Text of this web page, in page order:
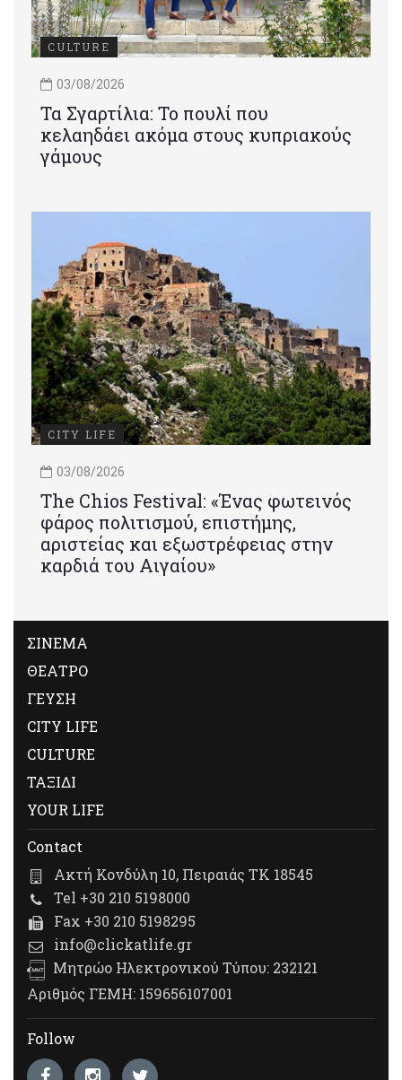
CULTURE
03/08/2026
Τα Σγαρτίλια: Το πουλί που
κελαηδάει ακόμα στους κυπριακούς
γάμους
CITY LIFE
03/08/2026
Τhe Chios Festival: «Ένας φωτεινός
φάρος πολιτισμού, επιστήμης,
αριστείας και εξωστρέφειας στην
καρδιά του Αιγαίου»
ΣΙΝΕΜΑ
ΘΕΑΤΡΟ
ΓΕΥΣΗ
CITY LIFE
CULTURE
ΤΑΞΙΔΙ
YOUR LIFE
Contact
Ακτή Κονδύλη 10, Πειραιάς ΤΚ 18545
Tel +30 210 5198000
Fax +30 210 5198295
info@clickatlife.gr
Μητρώο Ηλεκτρονικού Τύπου: 232121
Αριθμός ΓΕΜΗ: 159656107001
Follow